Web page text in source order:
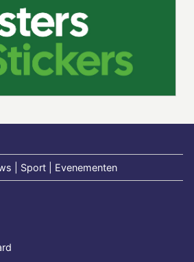
| Sport | Evenementen